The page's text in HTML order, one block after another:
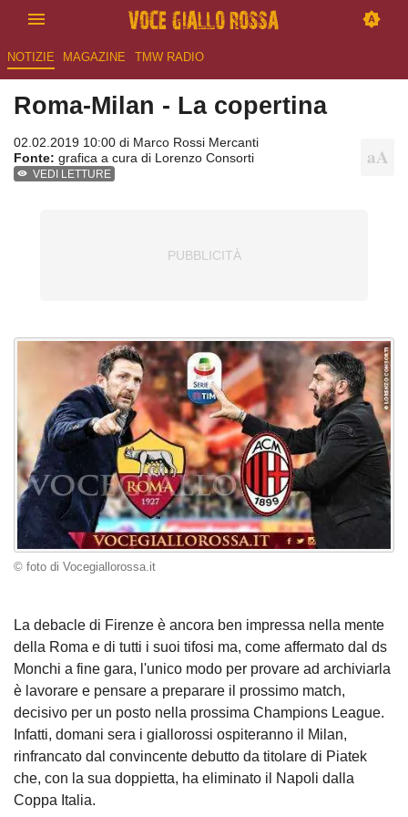
NOTIZIE MAGAZINE TMW RADIO
Roma-Milan - La copertina
02.02.2019 10:00 di Marco Rossi Mercanti
Fonte: grafica a cura di Lorenzo Consorti
VEDI LETTURE
© foto di Vocegiallorossa.it
La debacle di Firenze è ancora ben impressa nella mente
della Roma e di tutti i suoi tifosi ma, come affermato dal ds
Monchi a fine gara, l'unico modo per provare ad archiviarla
è lavorare e pensare a preparare il prossimo match,
decisivo per un posto nella prossima Champions League.
Infatti, domani sera i giallorossi ospiteranno il Milan,
rinfrancato dal convincente debutto da titolare di Piatek
che, con la sua doppietta, ha eliminato il Napoli dalla
Coppa Italia.